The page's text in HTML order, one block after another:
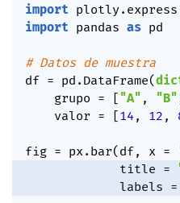
import plotly. express
import pandas as pd
# Datos de muestra
df = pd . DataFrame(
    grupo
= [ "A" , "B"
    valor
= [14, 12 ,
fig = px. bar( df, x =
             title
=
             labels
=